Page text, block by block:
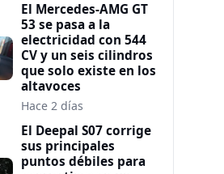
El Mercedes-AMG GT
53 se pasa a la
electricidad con 544
CV y un seis cilindros
que solo existe en los
altavoces
Hace 2 días
El Deepal S07 corrige
sus principales
puntos débiles para